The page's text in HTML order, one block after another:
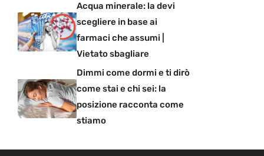
Acqua minerale: la devi
scegliere in base ai
farmaci che assumi |
Vietato sbagliare
Dimmi come dormi e ti dirò
come stai e chi sei: la
posizione racconta come
stiamo